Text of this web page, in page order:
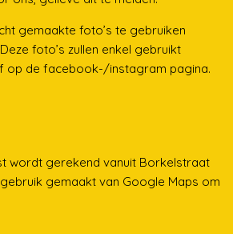
gemaakte foto’s te gebruiken
foto’s zullen enkel gebruikt
op de facebook-/instagram pagina.
wordt gerekend vanuit Borkelstraat
gemaakt van Google Maps om